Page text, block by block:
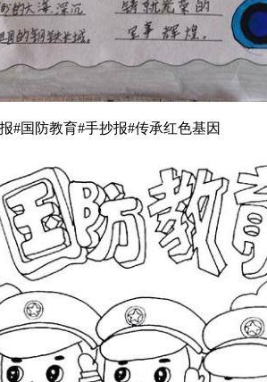
#国防教育#手抄报#传承红色基因